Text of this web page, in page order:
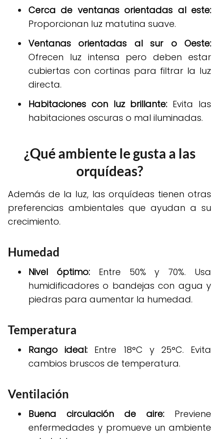
Cerca de ventanas orientadas al este:
Proporcionan luz matutina suave.
Ventanas orientadas al sur o Oeste:
Ofrecen luz intensa pero deben estar
cubiertas con cortinas para filtrar la luz
directa.
Habitaciones con luz brillante: Evita las
habitaciones oscuras o mal iluminadas.
¿Qué ambiente le gusta a las
orquídeas?
Además de la luz, las orquídeas tienen otras
preferencias ambientales que ayudan a su
crecimiento.
Humedad
Nivel óptimo:Entre 50% y 70%. Usa
humidificadores o bandejas con agua y
piedras para aumentar la humedad.
Temperatura
Rango ideal: Entre 18°C y 25°C. Evita
cambios bruscos de temperatura.
Ventilación
Buena circulación de aire: Previene
enfermedades y promueve un ambiente